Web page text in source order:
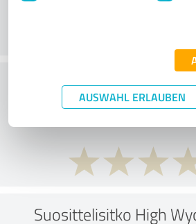
AUSWAHL ERLAUBEN
What do you think of
performance
Suosittelisitko High